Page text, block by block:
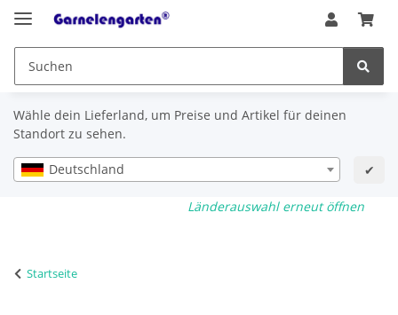
Wähle dein Lieferland, um Preise und Artikel für deinen
Standort zu sehen.
Deutschland ✔
Länderauswahl erneut öffnen
Startseite